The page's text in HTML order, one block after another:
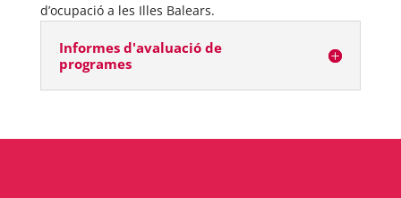
d’ocupació a les Illes Balears.
Informes d'avaluació de
programes